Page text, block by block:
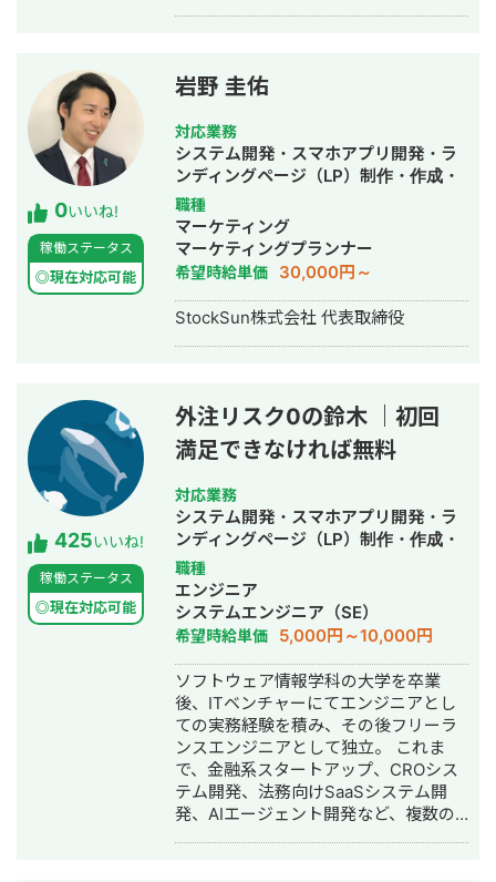
独立。 独立後はフリーランスとなり、
フロントエンドエンジニア兼総合Web
マーケターとして活動。現在はWebコ
ンサルティング会社を創設し、法人と
してStockSunに参画。
0いいね!
稼働ステータス
◎現在対応可能
岩野 圭佑
対応業務
システム開発・スマホアプリ開発・ラ
ンディングページ（LP）制作・作成・
Youtubeチャンネル運営代行・立ち上
げ・ECサイト構築・ネットショップ作
成代行・SEO対策・新規事業立上・
SNS運用代行・ホームページ制作・作
成・リスティング広告運用代行・動画
制作・動画編集
職種
マーケティング
マーケティングプランナー
希望時給単価 30,000円～
StockSun株式会社 代表取締役
425いいね!
稼働ステータス
◎現在対応可能
外注リスク0の鈴木 ｜初回
満足できなければ無料
対応業務
システム開発・スマホアプリ開発・ラ
ンディングページ（LP）制作・作成・
ECサイト構築・ネットショップ作成代
行・SEO対策・新規事業立上・SNS運
用代行・記事作成代行・ライティン
グ・翻訳・ホームページ制作・作成・
バナー制作・デザイン・ロゴデザイ
ン・作成・イラスト制作・動画制作・
動画編集・AI活用
職種
エンジニア
システムエンジニア（SE）
希望時給単価 5,000円～10,000円
ソフトウェア情報学科の大学を卒業
後、ITベンチャーにてエンジニアとし
ての実務経験を積み、その後フリーラ
ンスエンジニアとして独立。 これま
で、金融系スタートアップ、CROシス
テム開発、法務向けSaaSシステム開
発、AIエージェント開発など、複数の